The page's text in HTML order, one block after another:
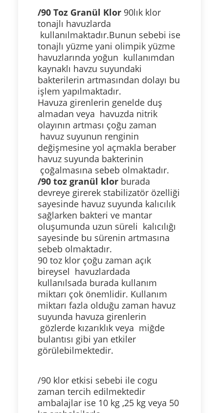
/90 Toz Granül Klor 90lık klor
tonajlı havuzlarda
kullanılmaktadır.Bunun sebebi ise
tonajlı yüzme yani olimpik yüzme
havuzlarında yoğun kullanımdan
kaynaklı havzu suyundaki
bakterilerin artmasından dolayı bu
işlem yapılmaktadır.
Havuza girenlerin genelde duş
almadan veya havuzda nitrik
olayının artması çoğu zaman
havuz suyunun renginin
değişmesine yol açmakla beraber
havuz suyunda bakterinin
çoğalmasına sebeb olmaktadır.
/90 toz granül klorburada
devreye girerek stabilizatör özelliği
sayesinde havuz suyunda kalıcılık
sağlarken bakteri ve mantar
oluşumunda uzun süreli kalıcılığı
sayesinde bu sürenin artmasına
sebeb olmaktadır.
90 toz klor çoğu zaman açık
bireysel havuzlardada
kullanılsada burada kullanım
miktarı çok önemlidir. Kullanım
miktarı fazla olduğu zaman havuz
suyunda havuza girenlerin
gözlerde kızarıklık veya miğde
bulantısı gibi yan etkiler
görülebilmektedir.
/90 klor etkisi sebebi ile cogu
zaman tercih edilmektedir
ambalajlar ise 10 kg ,25 kg veya 50